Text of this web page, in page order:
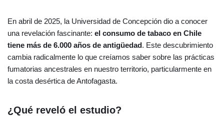
En abril de 2025, la Universidad de Concepción dio a conocer
una revelación fascinante: el consumo de tabaco en Chile
tiene más de 6.000 años de antigüedad. Este descubrimiento
cambia radicalmente lo que creíamos saber sobre las prácticas
fumatorias ancestrales en nuestro territorio, particularmente en
la costa desértica de Antofagasta.
¿Qué reveló el estudio?